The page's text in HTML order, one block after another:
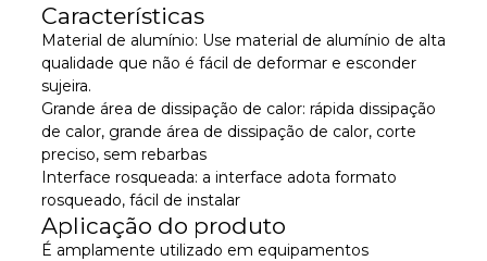
Características
Material de alumínio: Use material de alumínio de alta
qualidade que não é fácil de deformar e esconder
sujeira.
Grande área de dissipação de calor: rápida dissipação
de calor, grande área de dissipação de calor, corte
preciso, sem rebarbas
Interface rosqueada: a interface adota formato
rosqueado, fácil de instalar
Aplicação do produto
É amplamente utilizado em equipamentos